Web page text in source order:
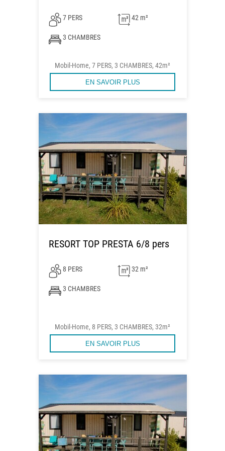
7 PERS 42 m²
3 CHAMBRES
Mobil-Home, 7 PERS, 3 CHAMBRES, 42m²
EN SAVOIR PLUS
RESORT TOP PRESTA 6/8 pers
8 PERS 32 m²
3 CHAMBRES
Mobil-Home, 8 PERS, 3 CHAMBRES, 32m²
EN SAVOIR PLUS